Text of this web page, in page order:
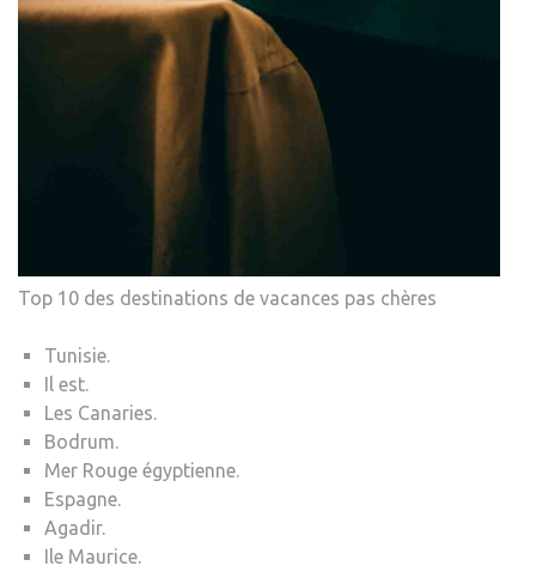
Top 10 des destinations de vacances pas chères
Tunisie.
Il est.
Les Canaries.
Bodrum.
Mer Rouge égyptienne.
Espagne.
Agadir.
Ile Maurice.